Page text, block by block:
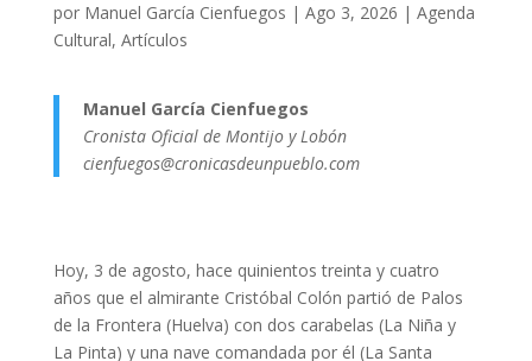
por Manuel García Cienfuegos | Ago 3, 2026 | Agenda
Cultural, Artículos
Manuel García Cienfuegos
Cronista Oficial de Montijo y Lobón
cienfuegos@cronicasdeunpueblo.com
Hoy, 3 de agosto, hace quinientos treinta y cuatro
años que el almirante Cristóbal Colón partió de Palos
de la Frontera (Huelva) con dos carabelas (La Niña y
La Pinta) y una nave comandada por él (La Santa